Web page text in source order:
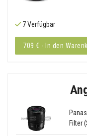
7 Verfügbar
709 € - In den
Filter